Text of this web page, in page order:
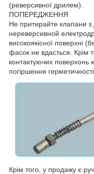
(реверсивної дрилем).
ПОПЕРЕДЖЕННЯ
Не притирайте клапани
нереверсивной
високоякісної поверхні
фасок не вдасться. Крім
контактуючих поверхонь
погіршення
Крім того, у продажу є